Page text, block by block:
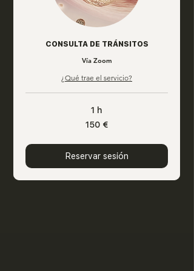
CONSULTA DE TRÁNSITOS
Vía Zoom
¿Qué trae el servicio?
1 h
150 €
Reservar sesión